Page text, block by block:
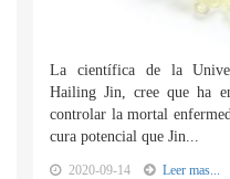
La científica de la
Hailing Jin, cree que ha
controlar la mortal
cura potencial que Jin...
2020-09-14 Leer mas...